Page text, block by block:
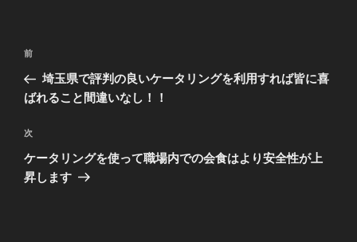
投
ナ
ゲ
ー
シ
前
の
投
前
埼玉県で評判の良いケータリングを利用すれば皆に喜
ばれること間違いなし！！
次
の
投
次
ケータリングを使って職場内での会食はより安全性が上
昇します